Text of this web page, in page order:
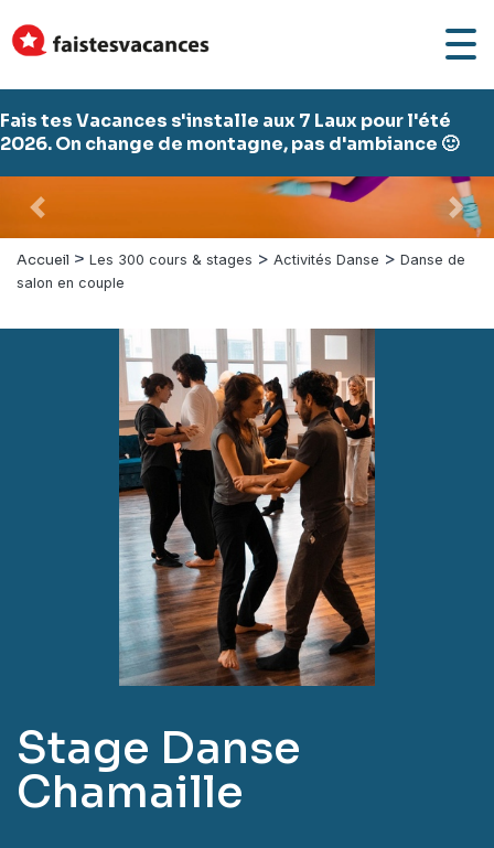
Fais tes Vacances s'installe aux 7 Laux pour l'été
2026. On change de montagne, pas d'ambiance 🙂
Précédent
Accueil > Les 300 cours & stages > Activités Danse > Danse de
salon en couple
Stage Danse
Chamaille